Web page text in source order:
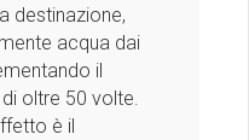
destinazione,
acqua dai
il
oltre 50 volte.
è il